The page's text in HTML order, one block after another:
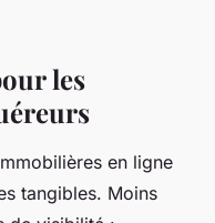
les
en ligne
tangibles. Moins